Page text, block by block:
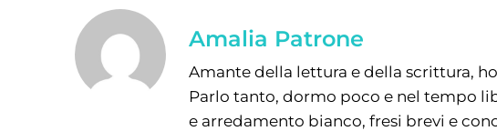
Amalia Patrone
Amante della lettura e della scrittura,
Parlo tanto, dormo poco e nel tempo
e arredamento bianco, fresi brevi e